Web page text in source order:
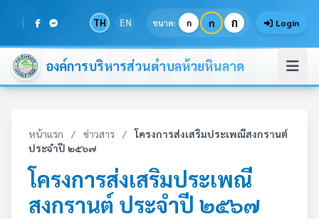
TH EN ขนาด: ก ก ก Login
องค์การบริหารส่วนตำบลห้วยหินลาด
หน้าแรก / ข่าวสาร /
โครงการส่งเสริมประเพณีสงกรานต์
ประจำปี ๒๕๖๗
โครงการส่งเสริมประเพณี
สงกรานต์ ประจำปี ๒๕๖๗